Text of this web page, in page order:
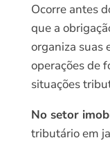
Ocorre antes
que a
organiza suas
operações de
situações
No setor
tributário em